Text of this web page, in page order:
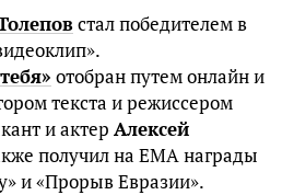
стал победителем в
отобран путем онлайн и
текста и режиссером
и актер Алексей
получил на EMA награды
и «Прорыв Евразии».